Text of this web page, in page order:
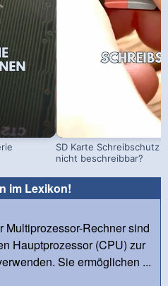
SD Karte Schreibschutz
nicht beschreibbar?
im Lexikon!
Multiprozessor-Rechner sind
Hauptprozessor (CPU) zur
Sie ermöglichen ...